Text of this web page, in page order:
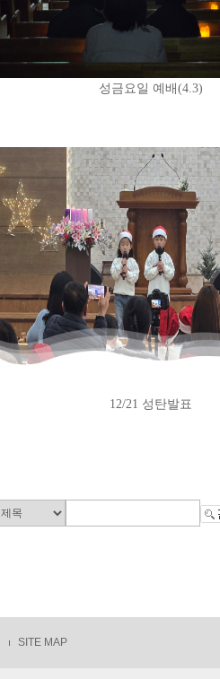
성금요일 예배(4.3)
12/21 성탄발표
SITE MAP